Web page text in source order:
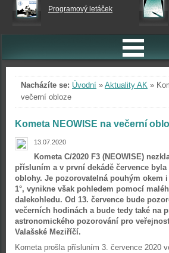
Programový letáček
Nacházíte se: Úvodní » Aktuality AK »
večerní obloze
Kometa NEOWISE na večerní
13.07.2020
Kometa C/2020 F3 (NEOWISE)
přísluním a v první dekádě července
oblohy. Je pozorovatelná pouhým okem
1°, vynikne však pohledem pomocí
dalekohledu. Od 13. července bude
večerních hodinách a bude tedy také na
astronomického pozorování pro
Valašské Meziříčí.
Kometa prošla přísluním 3. července 2020